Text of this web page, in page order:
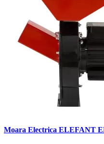
Moara Electrica ELEFANT